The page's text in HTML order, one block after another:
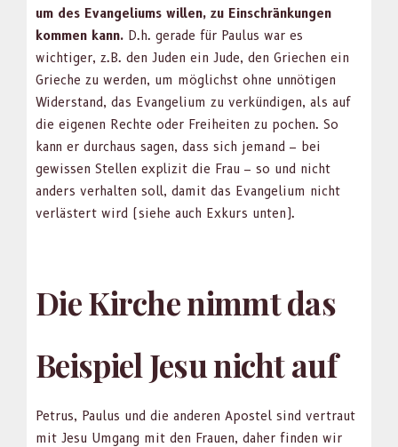
um des Evan­geli­ums willen, zu Ein­schränkun­gen
kom­men kann. D.h. ger­ade für Paulus war es
wichtiger, z.B. den Juden ein Jude, den Griechen ein
Grieche zu wer­den, um möglichst ohne unnöti­gen
Wider­stand, das Evan­geli­um zu verkündi­gen, als auf
die eige­nen Rechte oder Frei­heit­en zu pochen. So
kann er dur­chaus sagen, dass sich jemand – bei
gewis­sen Stellen expliz­it die Frau – so und nicht
anders ver­hal­ten soll, damit das Evan­geli­um nicht
ver­lästert wird (siehe auch Exkurs unten).
Die Kirche nimmt das
Beispiel Jesu nicht auf
Petrus, Paulus und die anderen Apos­tel sind ver­traut
mit Jesu Umgang mit den Frauen, daher find­en wir